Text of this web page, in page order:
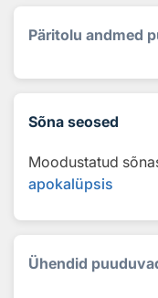
Päritolu andmed
Sõna seosed
Moodustatud
apokalüpsis
Ühendid